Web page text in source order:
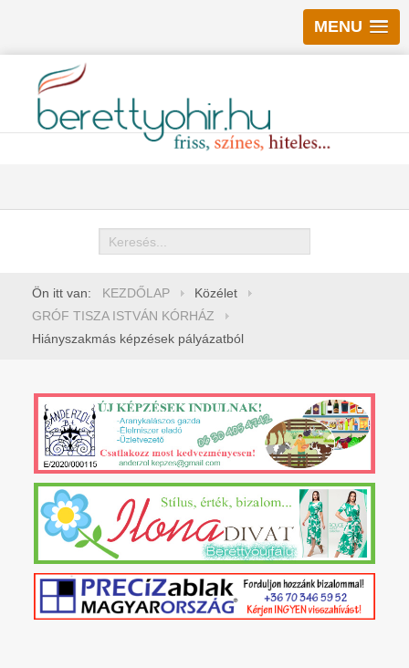
MENU
Keresés
Ön itt van: KEZDŐLAP
Közélet
GRÓF TISZA ISTVÁN KÓRHÁZ
Hiányszakmás képzések pályázatból